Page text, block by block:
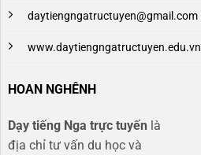
daytiengngatructuyen@gmail.com
www.daytiengngatructuyen.edu.vn
HOAN NGHÊNH
Dạy tiếng Nga trực tuyến là
địa chỉ tư vấn du học và